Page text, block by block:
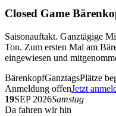
Closed Game
Saisonauftakt. Ganztägige
Ton. Zum ersten Mal am
eingewiesen und
BärenkopfGanztagsPlätze
Anmeldung offenJetzt
19SEP 2026Samstag
Da fahren wir hin